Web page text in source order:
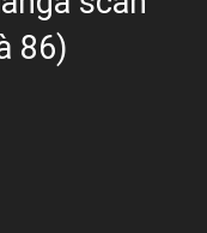
86)